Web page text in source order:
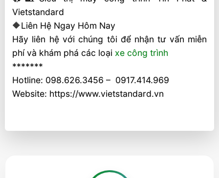
Vietstandard
🔶Liên Hệ Ngay Hôm Nay
Hãy liên hệ với chúng tôi để nhận tư vấn miễn
phí và khám phá các loại xe công trình
*******
Hotline: 098.626.3456 – 0917.414.969
Website: https://www.vietstandard.vn